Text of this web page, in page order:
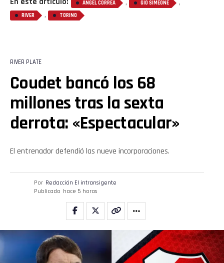
ÁNGEL CORREA , GIO SIMEONE ,
RIVER , TORINO
RIVER PLATE
Coudet bancó los 68
millones tras la sexta
derrota: «Espectacular»
El entrenador defendió las nueve incorporaciones.
Por Redacción El intransigente
Publicado hace 5 horas